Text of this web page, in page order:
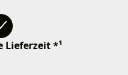
Lieferzeit *¹